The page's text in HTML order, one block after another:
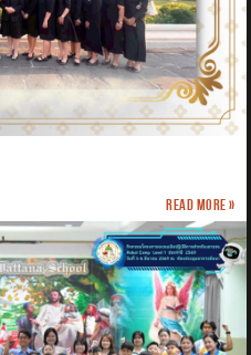
Read more »